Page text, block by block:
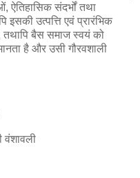
ऐतिहासिक संदर्भों तथा
इसकी उत्पत्ति एवं प्रारंभिक
तथापि बैस समाज स्वयं को
है और उसी गौरवशाली
वंशावली